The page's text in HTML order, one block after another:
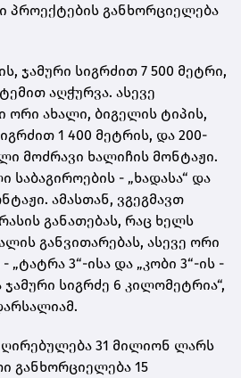
განხორციელება
ჯამური სიგრძით 7 500 მეტრი,
აღჭურვა. ასევე
ორი ახალი, ბიგელის ტიპის,
1 400 მეტრის, და 200-
მოძრავი ხალიჩის მონტაჟი.
საბაგიროების - „ხადასა“ და
ამასთან, ვგეგმავთ
განათებას, რაც ხელს
განვითარებას, ასევე ორი
3“-ისა და „კობი 3“-ის -
სიგრძე 6 კილომეტრია“,
31 მილიონ ლარს
განხორციელება 15